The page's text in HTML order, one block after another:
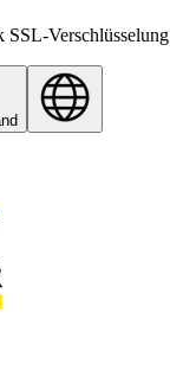
SSL-Verschlüsselung